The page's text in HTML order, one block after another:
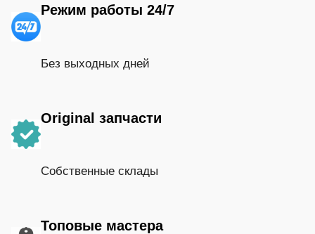
Режим работы 24/7
Без выходных дней
Original запчасти
Собственные склады
Топовые мастера